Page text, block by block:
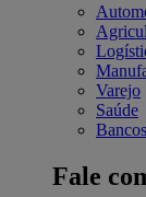
Varejo
Saúde
Fale